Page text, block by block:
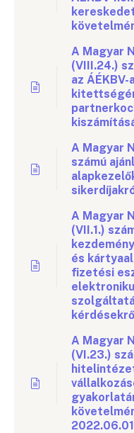
A Magyar
(VIII.24.)
az
A Magyar
számú
A Magyar
(VII.1.)
és
fizetési
A Magyar
(VI.23.)